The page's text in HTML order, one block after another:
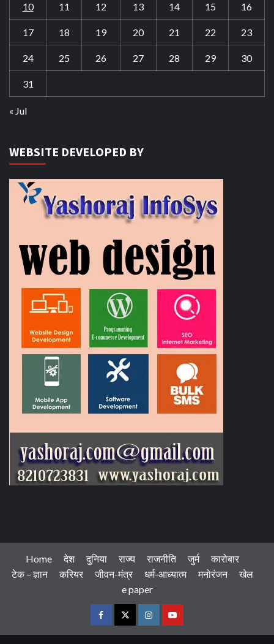
10 11 12 13 14 15 16
17 18 19 20 21 22 23
24 25 26 27 28 29 30
31
« Jul
WEBSITE DEVELOPED BY
Home देश दुनिया राज्य राजनीति जुर्म
कारोबार
टेक – ज्ञान
करियर जीवन-मंत्र धर्म-आध्यात्म मनोरंजन
खेल
e paper
FacebookTwitterInstagramYoutube